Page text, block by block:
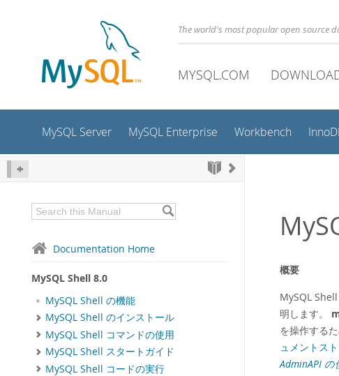
The world's most popular open source
MYSQL.COM
MySQL Server MySQL Enterprise Workbench
Documentation Home
MySQL Shell 8.0
MySQL Shell の機能
MySQL Shell のインストール
MySQL Shell コマンドの使用
MySQL Shell スタートガイド
MySQL Shell コードの実行
概要
MySQL
明します。
を操作する
ュメントス
AdminAPI の